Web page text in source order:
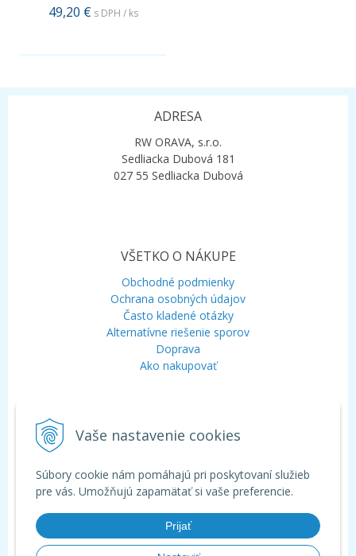
Vaše nastavenie cookies
Súbory cookie nám pomáhajú pri poskytovaní služieb
pre vás. Umožňujú zapamätať si vaše preferencie.
Prijať
49,20 € s DPH / ks
ADRESA
RW ORAVA, s.r.o.
Sedliacka Dubová 181
027 55 Sedliacka Dubová
VŠETKO O NÁKUPE
Obchodné podmienky
Ochrana osobných údajov
Často kladené otázky
Alternatívne riešenie sporov
Doprava
Ako nakupovať
Mobil:+421 948 120 323
Chat:WhatsApp
Chat:Viber